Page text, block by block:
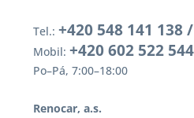
Tel.: +420 548 141 138
Mobil: +420 602 522 544
Po–Pá, 7:00–18:00
Renocar, a.s.